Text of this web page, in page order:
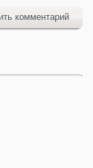
комментарий